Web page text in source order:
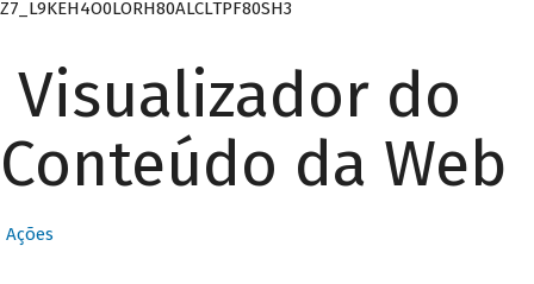
Z7_L9KEH4O0LORH80ALCLTPF80SH3
Visualizador do
Conteúdo da Web
Ações